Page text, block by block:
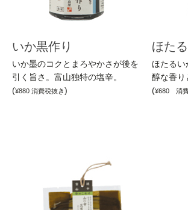
いか黒作り
いか墨のコクとまろやかさが後を
引く旨さ。富山独特の塩辛。
(¥880 消費税抜き)
ほた
ほたるい
醇な香り
(¥680 消